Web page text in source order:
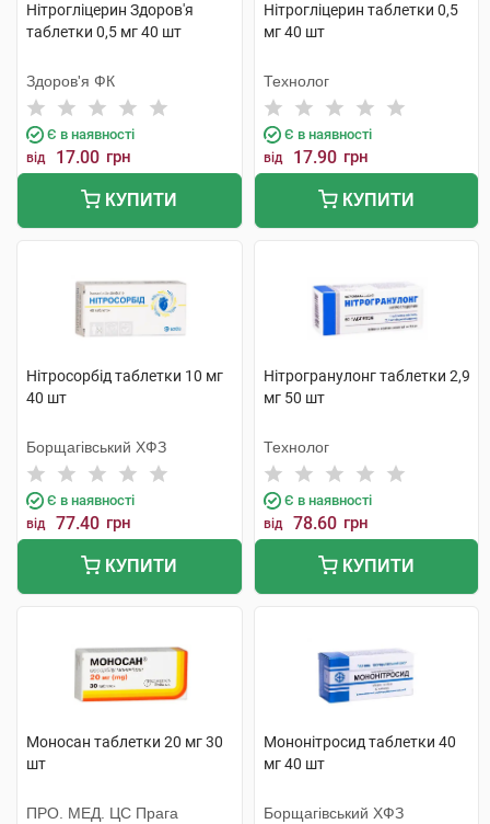
Нітрогліцерин Здоров'я
таблетки 0,5 мг 40 шт
Здоров'я ФК
Є в наявності
від 17.00 грн
КУПИТИ
Нітрогліцерин таблетки 0,5
мг 40 шт
Технолог
Є в наявності
від 17.90 грн
КУПИТИ
Нітросорбід таблетки 10 мг
40 шт
Борщагівський ХФЗ
Є в наявності
від 77.40 грн
КУПИТИ
Нітрогранулонг таблетки 2,9
мг 50 шт
Технолог
Є в наявності
від 78.60 грн
КУПИТИ
Моносан таблетки 20 мг 30
шт
ПРО. МЕД. ЦС Прага
Мононітросид таблетки 40
мг 40 шт
Борщагівський ХФЗ